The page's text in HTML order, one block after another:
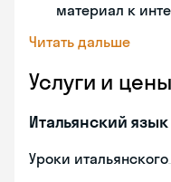
материал к
Читать дальше
Услуги и цены
Итальянский язык
Уроки итальянского